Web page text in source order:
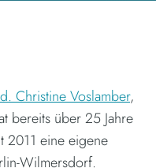
Christine Voslamber,
bereits über 25 Jahre
2011 eine eigene
Wilmersdorf.